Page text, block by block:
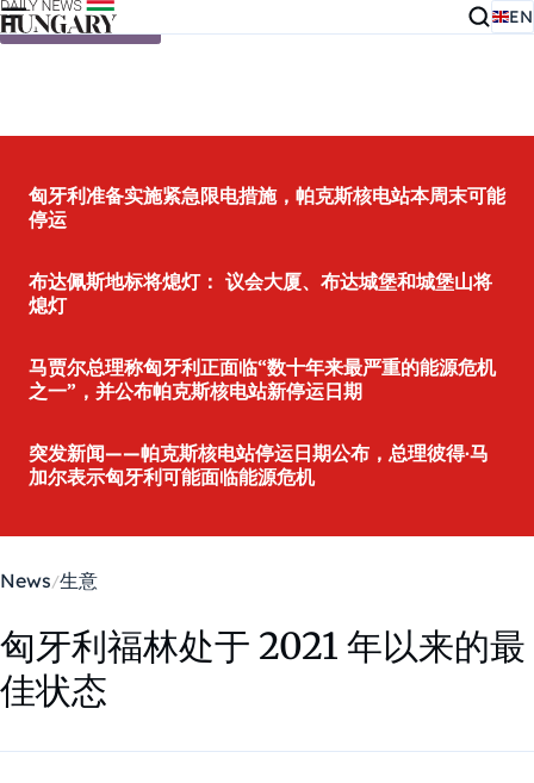
Skip to content EN
匈牙利准备实施紧急限电措施，帕克斯核电站本周末可能
停运
布达佩斯地标将熄灯： 议会大厦、布达城堡和城堡山将
熄灯
马贾尔总理称匈牙利正面临“数十年来最严重的能源危机
之一”，并公布帕克斯核电站新停运日期
突发新闻——帕克斯核电站停运日期公布，总理彼得·马
加尔表示匈牙利可能面临能源危机
News 生意
匈牙利福林处于 2021 年以来的最
佳状态